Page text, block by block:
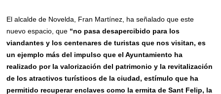
El alcalde de Novelda, Fran Martínez, ha señalado que este
nuevo espacio, que “no pasa desapercibido para los
viandantes y los centenares de turistas que nos visitan,es
un ejemplo más del impulso que el Ayuntamiento ha
realizado por la valorización del patrimonio y la revitalización
de los atractivos turísticos de la ciudad,estímulo que ha
permitido recuperar enclaves como la ermita de Sant Felip, la